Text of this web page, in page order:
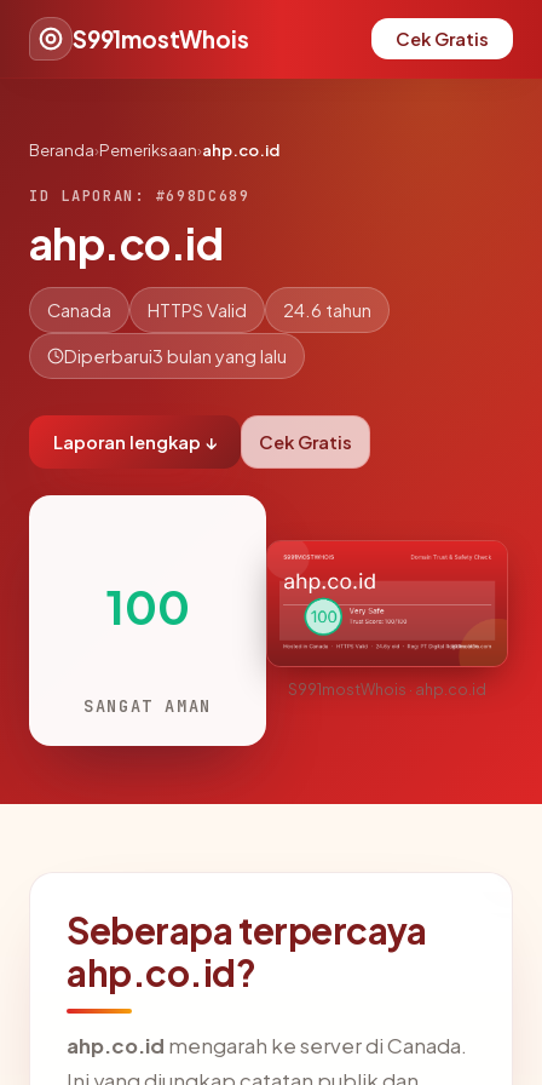
S991mostWhois Cek Gratis
Beranda›Pemeriksaan›ahp.co.id
ID LAPORAN: #698DC689
ahp.co.id
Canada HTTPS Valid 24.6 tahun
Diperbarui3 bulan yang lalu
Laporan lengkap ↓ Cek Gratis
100
SANGAT AMAN
S991mostWhois · ahp.co.id
Seberapa terpercaya
ahp.co.id?
ahp.co.id mengarah ke server di Canada.